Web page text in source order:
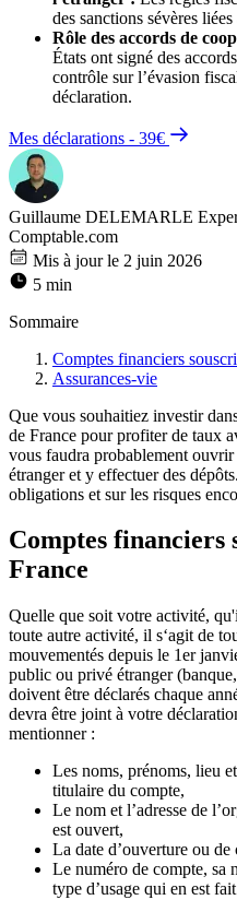
des sanctions sévères
Rôle des accords de
États ont signé des
contrôle sur l’évasion
déclaration.
Mes déclarations - 39€
Guillaume DELEMARLE
Comptable.com
Mis à jour le 2 juin 2026
5 min
Sommaire
Comptes financiers
Assurances-vie
Que vous souhaitiez investir
de France pour profiter de taux
vous faudra probablement
étranger et y effectuer des
obligations et sur les risques
Comptes financiers
France
Quelle que soit votre activité,
toute autre activité, il s‘agit de
mouvementés depuis le 1er
public ou privé étranger
doivent être déclarés chaque
devra être joint à votre
mentionner :
Les noms, prénoms, lieu
titulaire du compte,
Le nom et l’adresse de
est ouvert,
La date d’ouverture ou
Le numéro de compte, sa
type d’usage qui en est